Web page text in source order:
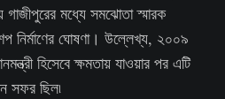
গাজীপুরের মধ্যে সমঝোতা স্মারক
নির্মাণের ঘোষণা। উল্লেখ্য, ২০০৯
হিসেবে ক্ষমতায় যাওয়ার পর এটি
সফর ছিল৷